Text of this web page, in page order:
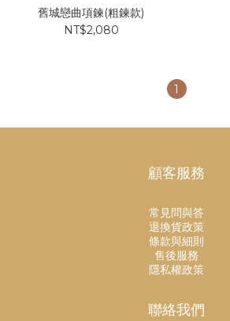
舊城戀曲項鍊(粗鍊款)
NT$2,080
1
顧客服務
常見問與答
退換貨政策
條款與細則
售後服務
隱私權政策
聯絡我們